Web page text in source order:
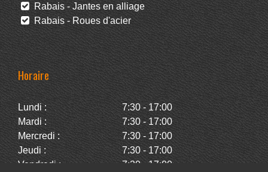
Rabais - Jantes en alliage
Rabais - Roues d'acier
Horaire
Lundi :
7:30 - 17:00
Mardi :
7:30 - 17:00
Mercredi :
7:30 - 17:00
Jeudi :
7:30 - 17:00
Vendredi :
7:30 - 17:00